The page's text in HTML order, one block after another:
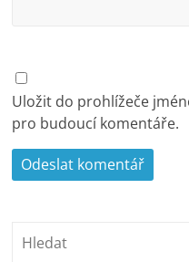
Uložit do prohlížeče
pro budoucí komentáře.